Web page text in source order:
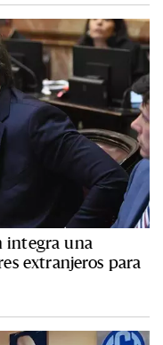
integra una
extranjeros para